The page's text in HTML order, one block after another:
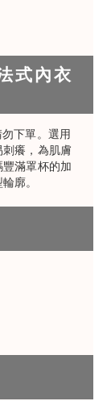
式內衣
下單。選用
癢，為肌膚
滿罩杯的加
廓。